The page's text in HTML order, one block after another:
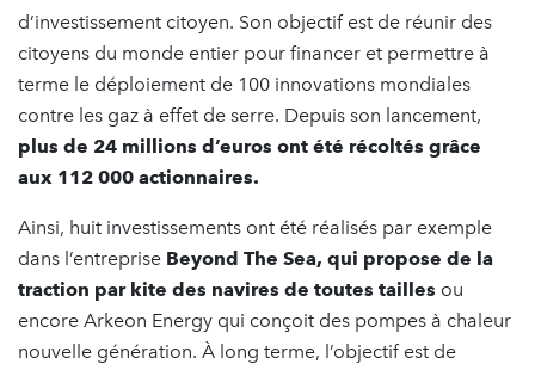
d’investissement citoyen. Son objectif est de réunir des
citoyens du monde entier pour financer et permettre à
terme le déploiement de 100 innovations mondiales
contre les gaz à effet de serre. Depuis son lancement,
plus de 24 millions d’euros ont été récoltés grâce
aux 112 000 actionnaires.
Ainsi, huit investissements ont été réalisés par exemple
dans l’entreprise Beyond The Sea, qui propose de la
traction par kite des navires de toutes tailles ou
encore Arkeon Energy qui conçoit des pompes à chaleur
nouvelle génération. À long terme, l’objectif est de